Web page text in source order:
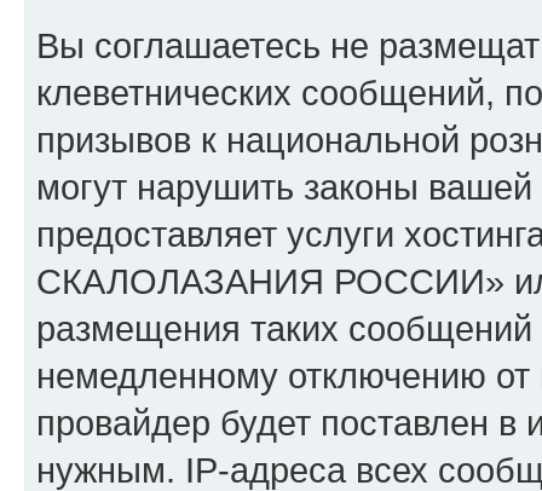
Вы соглашаетесь не
клеветнических сообщений,
призывов к национальной
могут нарушить законы
предоставляет услуги
СКАЛОЛАЗАНИЯ РОССИИ»
размещения таких
немедленному отключению
провайдер будет поставлен в
нужным. IP-адреса всех